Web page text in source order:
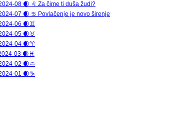
08 🌒 ♌ Za čime ti duša žudi?
07 🌒 ♋ Povlačenje je novo širenje
06 🌒♊
05 🌒♉
04 🌒♈
03 🌒♓
02 🌒♒
01 🌒♑